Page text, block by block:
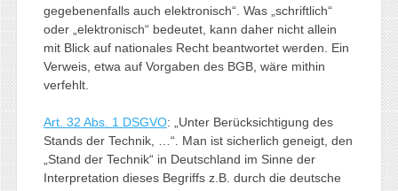
gegebenenfalls auch elektronisch“. Was „schriftlich“
oder „elektronisch“ bedeutet, kann daher nicht allein
mit Blick auf nationales Recht beantwortet werden. Ein
Verweis, etwa auf Vorgaben des BGB, wäre mithin
verfehlt.
Art. 32 Abs. 1 DSGVO: „Unter Berücksichtigung des
Stands der Technik, …“. Man ist sicherlich geneigt, den
„Stand der Technik“ in Deutschland im Sinne der
Interpretation dieses Begriffs z.B. durch die deutsche